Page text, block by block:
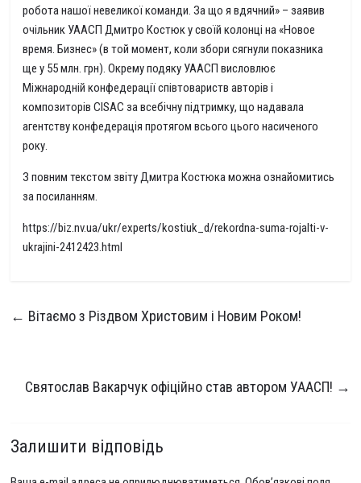
робота нашої невеликої команди. За що я вдячний» – заявив
очільник УААСП Дмитро Костюк у своїй колонці на «Новое
время. Бизнес» (в той момент, коли збори сягнули показника
ще у 55 млн. грн). Окрему подяку УААСП висловлює
Міжнародній конфедерації співтовариств авторів і
композиторів CISAC за всебічну підтримку, що надавала
агентству конфедерація протягом всього цього насиченого
року.
З повним текстом звіту Дмитра Костюка можна ознайомитись
за посиланням.
https://biz.nv.ua/ukr/experts/kostiuk_d/rekordna-suma-rojalti-v-
ukrajini-2412423.html
← Вітаємо з Різдвом Христовим і Новим Роком!
Святослав Вакарчук офіційно став автором УААСП! →
Залишити відповідь